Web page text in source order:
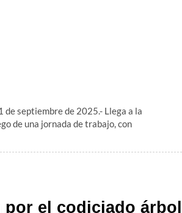
de septiembre de 2025.- Llega a la
de una jornada de trabajo, con
por el codiciado árbol